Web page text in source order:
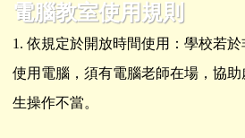
電腦教室使用規則
1. 依規定於開放時間使用：學校若
使用電腦，須有電腦老師在場，協
生操作不當。